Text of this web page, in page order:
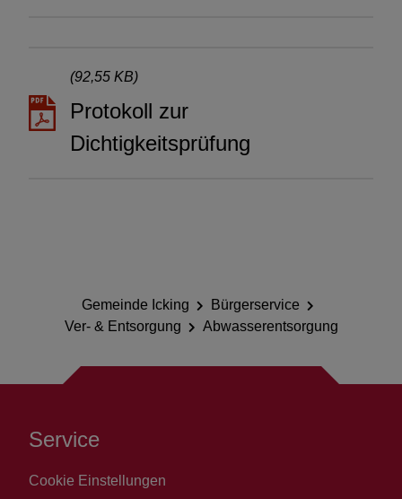
(92,55 KB)
Protokoll zur
Dichtigkeitsprüfung
Gemeinde Icking
Bürgerservice
Ver- & Entsorgung
Abwasserentsorgung
Service
Cookie Einstellungen